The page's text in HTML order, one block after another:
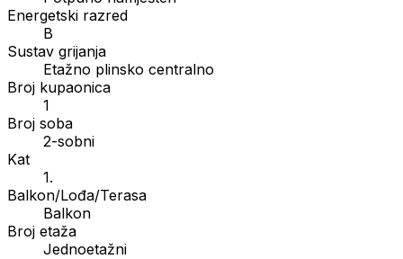
Energetski razred
B
Sustav grijanja
Etažno plinsko centralno
Broj kupaonica
1
Broj soba
2-sobni
Kat
1.
Balkon/Lođa/Terasa
Balkon
Broj etaža
Jednoetažni